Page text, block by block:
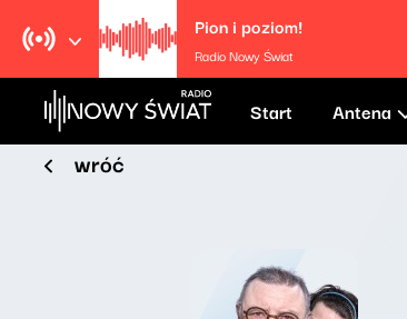
Pion i poziom!
Radio Nowy Świat
Start Antena
wróć